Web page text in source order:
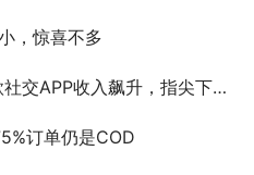
，惊喜不多
收入飙升，指尖下再现新商机？
订单仍是COD